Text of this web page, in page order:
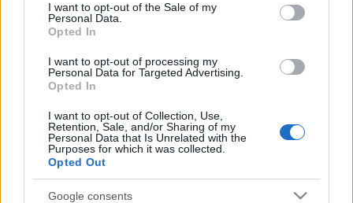
I want to opt-out of the Sale of my
Personal Data.
Opted In
I want to opt-out of processing my
Personal Data for Targeted Advertising.
Opted In
I want to opt-out of Collection, Use,
Retention, Sale, and/or Sharing of my
Personal Data that Is Unrelated with the
Purposes for which it was collected.
Opted Out
Google consents
RRRecorder•2023. november 09.
Nagy vágyam ma nem zokogni, de nem hiszem, hogy
ez összejön nekem. Napról napra krindzsebb leszek.
Kéz a kézben, mint a tenger és az ég. Bogihoz nem
értek ki a tűzoltók. Folyton csak magamat keresem,
bárhol. Elvesztettem a szamurájomat; az idő falai;
természetellenesen szintetikus és metafizikus…